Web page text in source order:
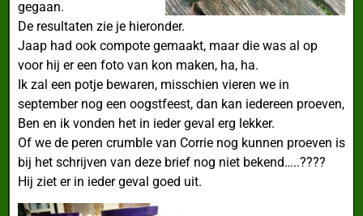
gegaan.
De resultaten zie je hieronder.
Jaap had ook compote gemaakt, maar die was al op
voor hij er een foto van kon maken, ha, ha.
Ik zal een potje bewaren, misschien vieren we in
september nog een oogstfeest, dan kan iedereen proeven,
Ben en ik vonden het in ieder geval erg lekker.
Of we de peren crumble van Corrie nog kunnen proeven is
bij het schrijven van deze brief nog niet bekend…..????
Hij ziet er in ieder geval goed uit.